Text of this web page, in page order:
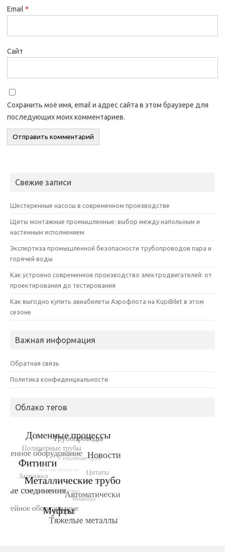
Email *
Сайт
Сохранить моё имя, email и адрес сайта в этом браузере для
последующих моих комментариев.
Свежие записи
Шестеренные насосы в современном производстве
Щиты монтажные промышленные: выбор между напольным и
настенным исполнением
Экспертиза промышленной безопасности трубопроводов пара и
горячей воды
Как устроено современное производство электродвигателей: от
проектирования до тестирования
Как выгодно купить авиабилеты Аэрофлота на KupiBilet в этом
сезоне
Важная информация
Обратная связь
Политика конфиденциальности
Облако тегов